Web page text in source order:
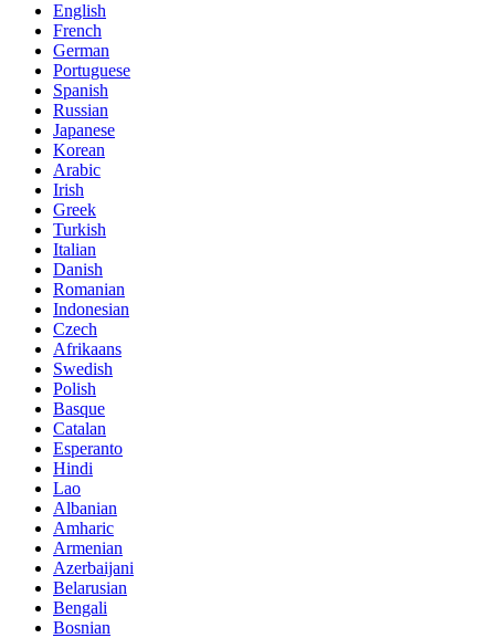
English
French
German
Portuguese
Spanish
Russian
Japanese
Korean
Arabic
Irish
Greek
Turkish
Italian
Danish
Romanian
Indonesian
Czech
Afrikaans
Swedish
Polish
Basque
Catalan
Esperanto
Hindi
Lao
Albanian
Amharic
Armenian
Azerbaijani
Belarusian
Bengali
Bosnian